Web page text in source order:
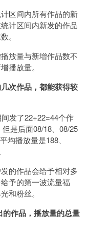
区间内所有作品的新
计区间内新发的作品
。
放量与新增作品数不
播放量。
次作品，都能获得较
发了22+22=44个作
是后面08/18、08/25
均播放量是188、
的作品会给予相对多
予的第一波流量福
和粉丝。
作品，播放量的总量